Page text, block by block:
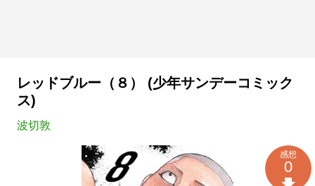
レッドブルー（８） (少年サンデーコミック
ス)
波切敦
感想
0